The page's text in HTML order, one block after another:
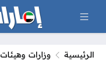
الرئيسية وزارات وهيئات